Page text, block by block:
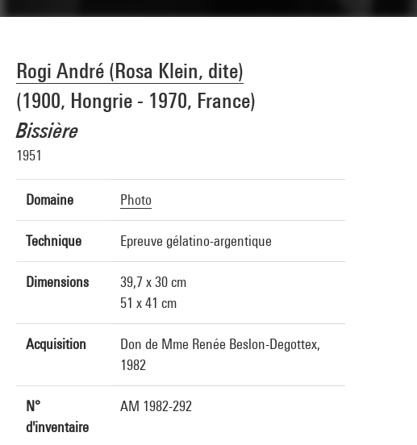
Rogi André (Rosa Klein, dite)
(1900, Hongrie - 1970, France)
Bissière
1951
Domaine Photo
Technique Epreuve gélatino-argentique
Dimensions
39,7 x 30 cm
51 x 41 cm
Acquisition
Don de Mme Renée Beslon-Degottex,
1982
N°
d'inventaire
AM 1982-292